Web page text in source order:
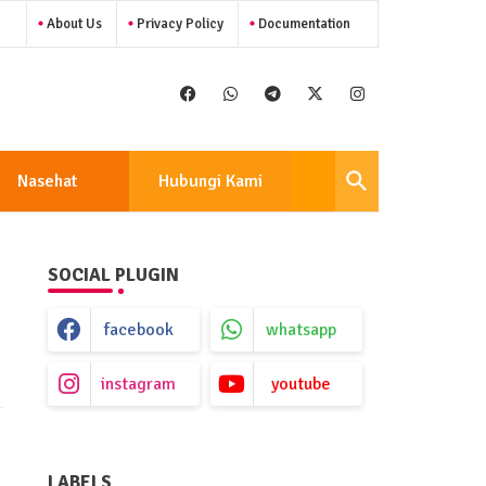
About Us Privacy Policy Documentation
Nasehat Hubungi Kami
SOCIAL PLUGIN
facebook whatsapp
instagram youtube